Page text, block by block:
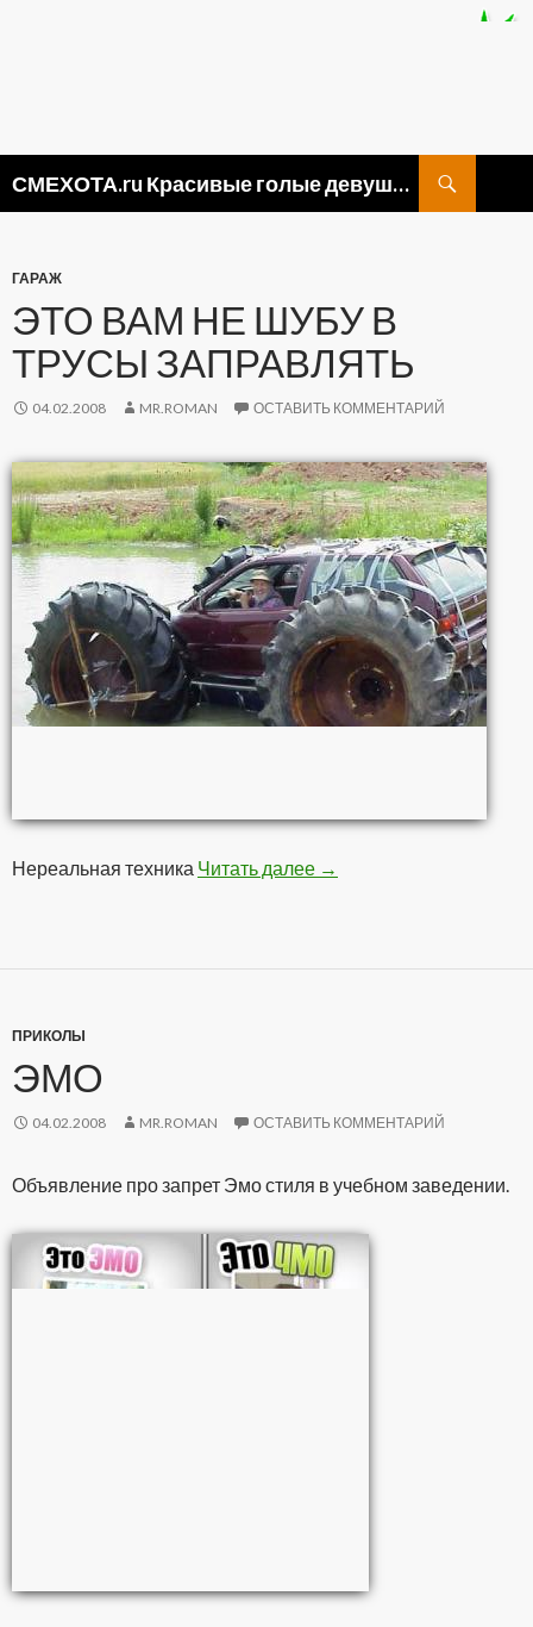
СМЕХОТА.ru Красивые голые девушки, прикольные картинки ню и видео приколы
ГАРАЖ
ЭТО ВАМ НЕ ШУБУ В
ТРУСЫ ЗАПРАВЛЯТЬ
04.02.2008 MR.ROMAN ОСТАВИТЬ КОММЕНТАРИЙ
Нереальная техника Читать далее Это вам не шубу в
→
ПРИКОЛЫ
ЭМО
04.02.2008 MR.ROMAN ОСТАВИТЬ КОММЕНТАРИЙ
Объявление про запрет Эмо стиля в учебном заведении.